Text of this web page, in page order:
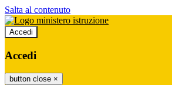
Salta al contenuto
Accedi
Accedi
button close ×